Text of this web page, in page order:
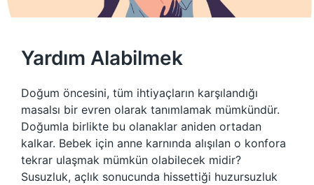
Yardım Alabilmek
Doğum öncesini, tüm ihtiyaçların karşılandığı
masalsı bir evren olarak tanımlamak mümkündür.
Doğumla birlikte bu olanaklar aniden ortadan
kalkar. Bebek için anne karnında alışılan o konfora
tekrar ulaşmak mümkün olabilecek midir?
Susuzluk, açlık sonucunda hissettiği huzursuzluk